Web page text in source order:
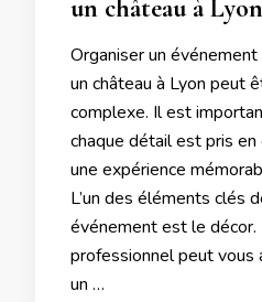
un château à
Organiser un
un château à Lyon peut
complexe. Il est
chaque détail est pris
une expérience
L’un des éléments clés
événement est le décor.
professionnel peut vous
un …